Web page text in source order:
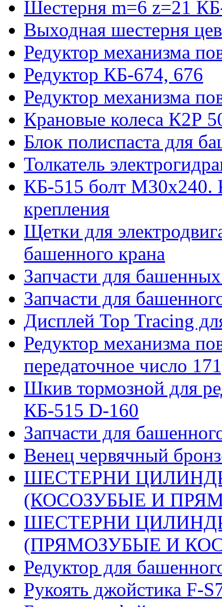
Шестерня m=6 z=21
Выходная шестерня
Редуктор механизма
Редуктор КБ-674, 676
Редуктор механизма
Крановые колеса К2Р
Блок полиспаста для
Толкатель
КБ-515 болт М30х240.
крепления
Щетки для
башенного крана
Запчасти для
Запчасти для
Дисплей Top Tracing
Редуктор механизма
передаточное число
Шкив тормозной для
КБ-515 D-160
Запчасти для
Венец червячный
ШЕСТЕРНИ
(КОСОЗУБЫЕ И
ШЕСТЕРНИ
(ПРЯМОЗУБЫЕ И
Редуктор для
Рукоять джойстика F-